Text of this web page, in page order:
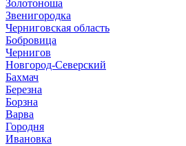
Золотоноша
Звенигородка
Черниговская область
Бобровица
Чернигов
Новгород-Северский
Бахмач
Березна
Борзна
Варва
Городня
Ивановка